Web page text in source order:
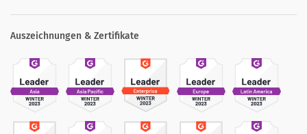
Auszeichnungen & Zertifikate